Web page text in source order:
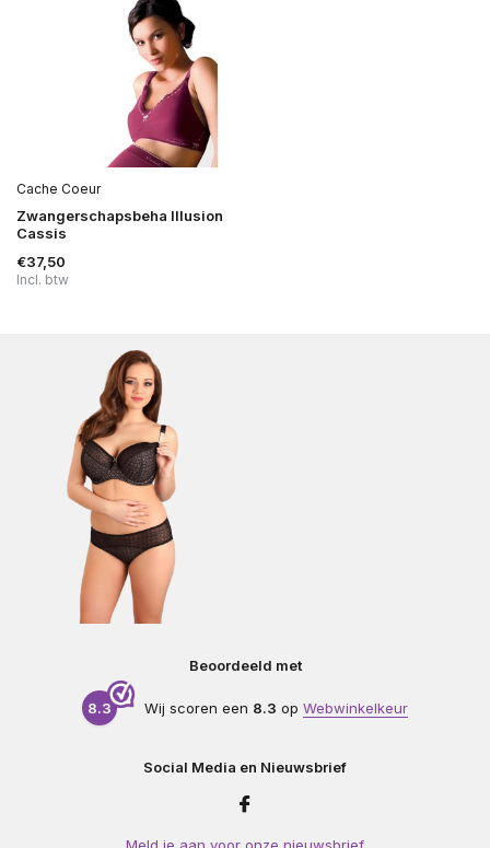
Cache Coeur
Zwangerschapsbeha Illusion
Cassis
€37,50
Incl. btw
Beoordeeld met
8.3 Wij scoren een 8.3 op Webwinkelkeur
Social Media en Nieuwsbrief